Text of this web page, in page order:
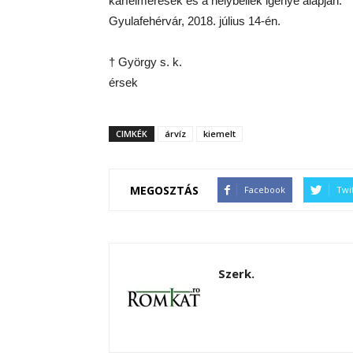
Gyulafehérvár, 2018. július 14-én.
† György s. k.
érsek
CIMKÉK árvíz kiemelt
MEGOSZTÁS Facebook
Szerk.